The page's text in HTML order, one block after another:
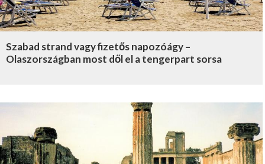
Szabad strand vagy fizetős napozóágy –
Olaszországban most dől el a tengerpart sorsa